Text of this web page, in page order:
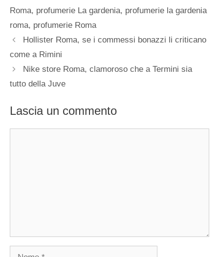
Roma, profumerie La gardenia, profumerie la gardenia
roma, profumerie Roma
Hollister Roma, se i commessi bonazzi li criticano
come a Rimini
Nike store Roma, clamoroso che a Termini sia
tutto della Juve
Lascia un commento
Nome